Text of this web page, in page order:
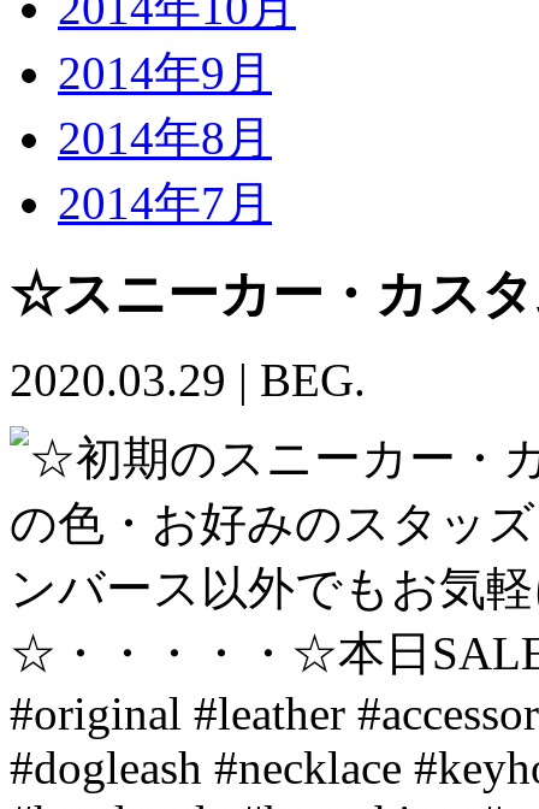
2014年9月
2014年8月
2014年7月
☆スニーカー・カス
2020.03.29 | BEG.